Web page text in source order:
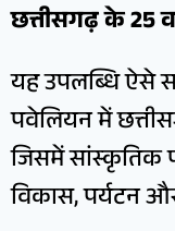
छत्तीसगढ़ के 25
यह उपलब्धि ऐसे
पवेलियन में
जिसमें सांस्कृतिक
विकास, पर्यटन